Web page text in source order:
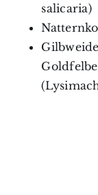
salicaria)